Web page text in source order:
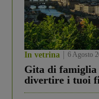
In vetrina 6 Agosto
Gita di famiglia
divertire i tuoi